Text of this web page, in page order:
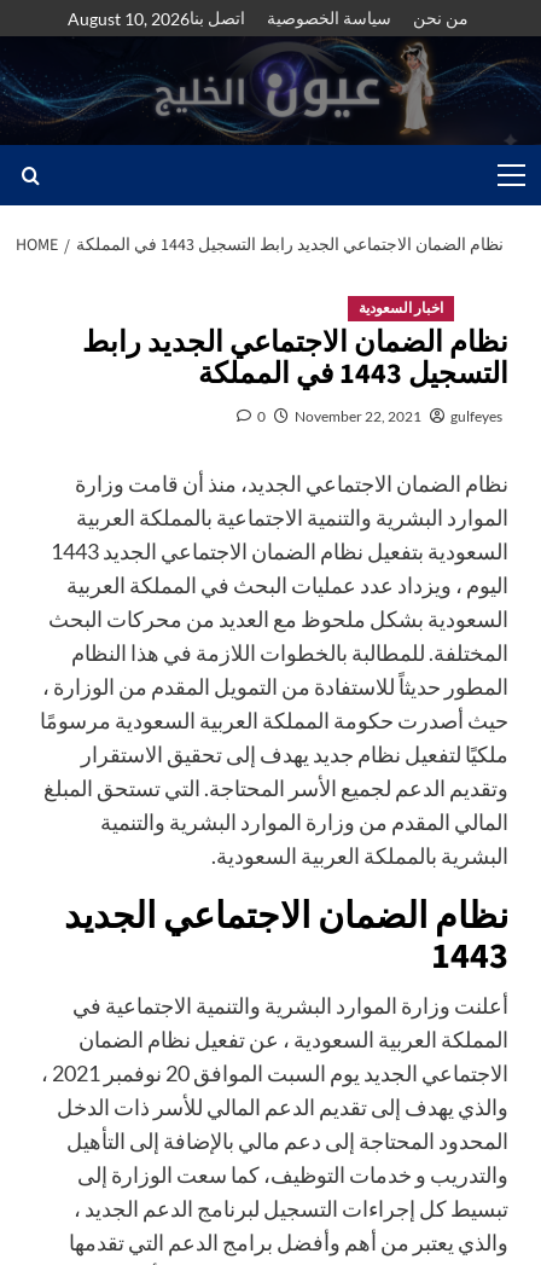
to
content
August 10, 2026اتصل بنا سياسة الخصوصية من نحن
Menu
HOME نظام الضمان الاجتماعي الجديد رابط التسجيل 1443 في المملكة
اخبار السعودية
نظام الضمان الاجتماعي الجديد رابط
التسجيل 1443 في المملكة
gulfeyes
November 22, 2021
0
نظام الضمان الاجتماعي الجديد، منذ أن قامت وزارة
الموارد البشرية والتنمية الاجتماعية بالمملكة العربية
السعودية بتفعيل نظام الضمان الاجتماعي الجديد 1443
اليوم ، ويزداد عدد عمليات البحث في المملكة العربية
السعودية بشكل ملحوظ مع العديد من محركات البحث
المختلفة. للمطالبة بالخطوات اللازمة في هذا النظام
المطور حديثاً للاستفادة من التمويل المقدم من الوزارة ،
حيث أصدرت حكومة المملكة العربية السعودية مرسومًا
ملكيًا لتفعيل نظام جديد يهدف إلى تحقيق الاستقرار
وتقديم الدعم لجميع الأسر المحتاجة. التي تستحق المبلغ
المالي المقدم من وزارة الموارد البشرية والتنمية
البشرية بالمملكة العربية السعودية.
نظام الضمان الاجتماعي الجديد
1443
أعلنت وزارة الموارد البشرية والتنمية الاجتماعية في
المملكة العربية السعودية ، عن تفعيل نظام الضمان
الاجتماعي الجديد يوم السبت الموافق 20 نوفمبر 2021 ،
والذي يهدف إلى تقديم الدعم المالي للأسر ذات الدخل
المحدود المحتاجة إلى دعم مالي بالإضافة إلى التأهيل
والتدريب و خدمات التوظيف، كما سعت الوزارة إلى
تبسيط كل إجراءات التسجيل لبرنامج الدعم الجديد ،
والذي يعتبر من أهم وأفضل برامج الدعم التي تقدمها